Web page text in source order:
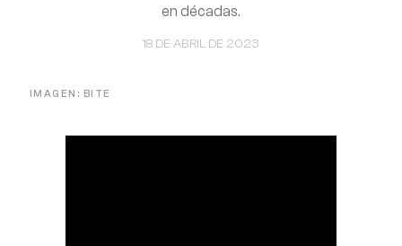
18 DE ABRIL DE 2023
en décadas.
IMAGEN: BITE